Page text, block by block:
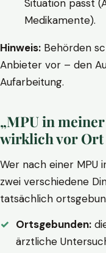
Situation passt
Medikamente).
Hinweis: Behörden
Anbieter vor – den
Aufarbeitung.
„MPU in
wirklich vor Ort
Wer nach einer MPU
zwei verschiedene
tatsächlich
Ortsgebunden:
ärztliche